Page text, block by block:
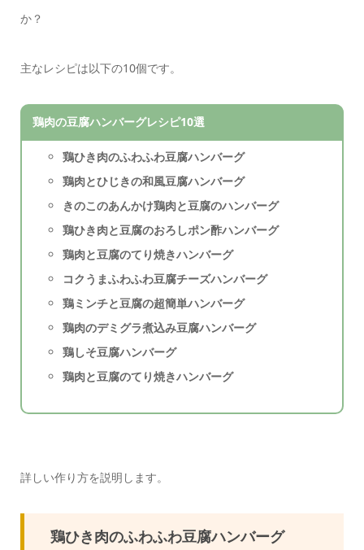
か？
主なレシピは以下の10個です。
鶏肉の豆腐ハンバーグレシピ10選
鶏ひき肉のふわふわ豆腐ハンバーグ
鶏肉とひじきの和風豆腐ハンバーグ
きのこのあんかけ鶏肉と豆腐のハンバーグ
鶏ひき肉と豆腐のおろしポン酢ハンバーグ
鶏肉と豆腐のてり焼きハンバーグ
コクうまふわふわ豆腐チーズハンバーグ
鶏ミンチと豆腐の超簡単ハンバーグ
鶏肉のデミグラ煮込み豆腐ハンバーグ
鶏しそ豆腐ハンバーグ
鶏肉と豆腐のてり焼きハンバーグ
詳しい作り方を説明します。
鶏ひき肉のふわふわ豆腐ハンバーグ